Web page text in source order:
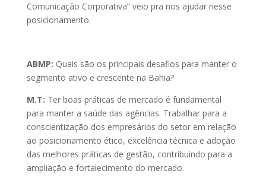
Comunicação Corporativa” veio pra nos ajudar nesse
posicionamento.
ABMP: Quais são os principais desafios para manter o
segmento ativo e crescente na Bahia?
M.T: Ter boas práticas de mercado é fundamental
para manter a saúde das agências. Trabalhar para a
conscientização dos empresários do setor em relação
ao posicionamento ético, excelência técnica e adoção
das melhores práticas de gestão, contribuindo para a
ampliação e fortalecimento do mercado.